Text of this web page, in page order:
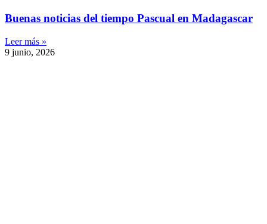
Buenas noticias del tiempo Pascual en Madagascar
Leer más »
9 junio, 2026